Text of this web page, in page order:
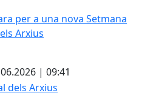
per a una nova Setmana
Arxius
| 09:41
Arxius